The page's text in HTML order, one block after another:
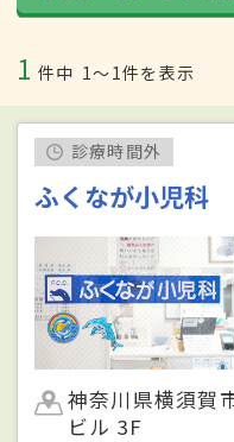
1 件中 1〜1件を表示
診療時間外
ふくなが小児科
神奈川県横須賀
ビル 3F